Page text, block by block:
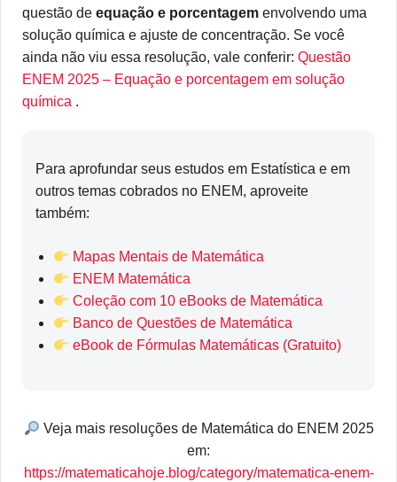
questão de equação e porcentagem envolvendo uma
solução química e ajuste de concentração. Se você
ainda não viu essa resolução, vale conferir: Questão
ENEM 2025 – Equação e porcentagem em solução
química .
Para aprofundar seus estudos em Estatística e em
outros temas cobrados no ENEM, aproveite
também:
Mapas Mentais de Matemática
ENEM Matemática
Coleção com 10 eBooks de Matemática
Banco de Questões de Matemática
eBook de Fórmulas Matemáticas (Gratuito)
Veja mais resoluções de Matemática do ENEM 2025
em:
https://matematicahoje.blog/category/matematica-enem-